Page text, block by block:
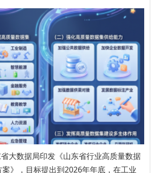
大数据局印发《山东省行业高质量数据
》，目标提出到2026年年底，在工业